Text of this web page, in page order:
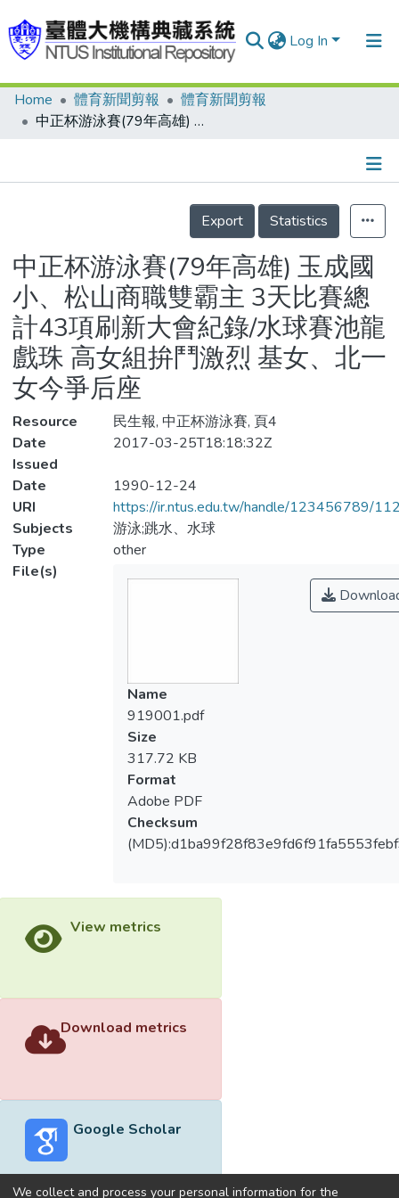
Log In
Communities & Collections
Statistics
Home 體育新聞剪報
體育新聞剪報
中正杯游泳賽(79年高雄) 玉成國小、松山商職雙霸主 3天比賽總計43項刷新大會紀錄/水球賽池龍戲珠 高女組拚鬥激烈 基女、北一女今爭后座
Details
Export
Statistics
中正杯游泳賽(79年高雄) 玉成國
小、松山商職雙霸主 3天比賽總
計43項刷新大會紀錄/水球賽池龍
戲珠 高女組拚鬥激烈 基女、北一
女今爭后座
Resource
民生報, 中正杯游泳賽, 頁4
Date
Issued
2017-03-25T18:18:32Z
Date
1990-12-24
URI
https://ir.ntus.edu.tw/handle/123456789/
Subjects
游泳;跳水、水球
Type
other
File(s)
Name
919001.pdf
Size
317.72 KB
Format
Adobe PDF
Checksum
View metrics
Download metrics
Google Scholar
We collect and process your personal information for the